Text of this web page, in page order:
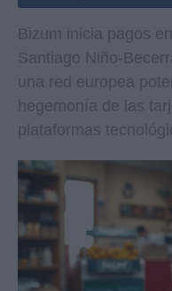
Bizum inicia pagos
Santiago Niño-
una red europea
hegemonía de las
plataformas